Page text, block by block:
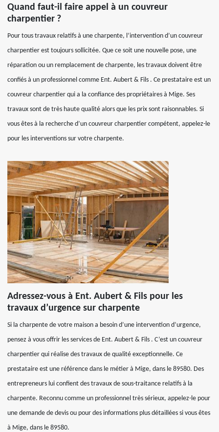
Quand faut-il faire appel à un couvreur
charpentier ?
Pour tous travaux relatifs à une charpente, l’intervention d’un couvreur
charpentier est toujours sollicitée. Que ce soit une nouvelle pose, une
réparation ou un remplacement de charpente, les travaux doivent être
confiés à un professionnel comme Ent. Aubert & Fils . Ce prestataire est un
couvreur charpentier qui a la confiance des propriétaires à Mige. Ses
travaux sont de très haute qualité alors que les prix sont raisonnables. Si
vous êtes à la recherche d’un couvreur charpentier compétent, appelez-le
pour les interventions sur votre charpente.
Adressez-vous à Ent. Aubert & Fils pour les
travaux d’urgence sur charpente
Si la charpente de votre maison a besoin d’une intervention d’urgence,
pensez à vous offrir les services de Ent. Aubert & Fils . C’est un couvreur
charpentier qui réalise des travaux de qualité exceptionnelle. Ce
prestataire est une référence dans le métier à Mige, dans le 89580. Des
entrepreneurs lui confient des travaux de sous-traitance relatifs à la
charpente. Reconnu comme un professionnel très sérieux, appelez-le pour
une demande de devis ou pour des informations plus détaillées si vous êtes
à Mige, dans le 89580.